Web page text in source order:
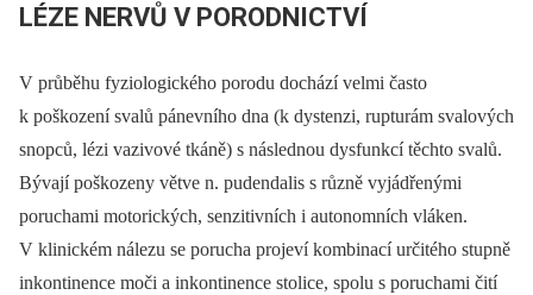
LÉZE NERVŮ V PORODNICTVÍ
V průběhu fyziologického porodu dochází velmi často
k poškození svalů pánevního dna (k dystenzi, rupturám svalových
snopců, lézi vazivové tkáně) s následnou dysfunkcí těchto svalů.
Bývají poškozeny větve n. pudendalis s různě vyjádřenými
poruchami motorických, senzitivních i autonomních vláken.
V klinickém nálezu se porucha projeví kombinací určitého stupně
inkontinence moči a inkontinence stolice, spolu s poruchami čití